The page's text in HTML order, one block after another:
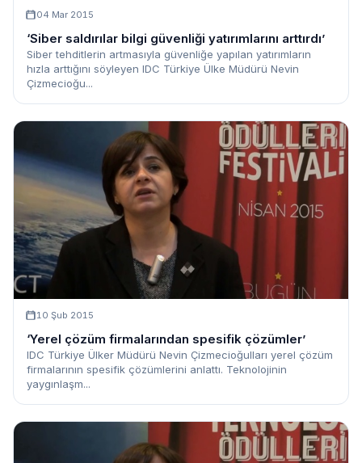
04 Mar 2015
‘Siber saldırılar bilgi güvenliği yatırımlarını arttırdı’
Siber tehditlerin artmasıyla güvenliğe yapılan yatırımların
hızla arttığını söyleyen IDC Türkiye Ülke Müdürü Nevin
Çizmecioğu...
10 Şub 2015
‘Yerel çözüm firmalarından spesifik çözümler’
IDC Türkiye Ülker Müdürü Nevin Çizmecioğulları yerel çözüm
firmalarının spesifik çözümlerini anlattı. Teknolojinin
yaygınlaşm...